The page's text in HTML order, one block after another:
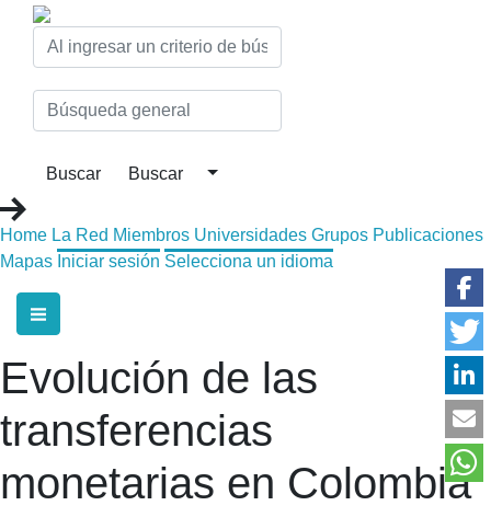
Home La Red Miembros Universidades Grupos Publicaciones
Mapas Iniciar sesión Selecciona un idioma
Evolución de las
transferencias
monetarias en Colombia